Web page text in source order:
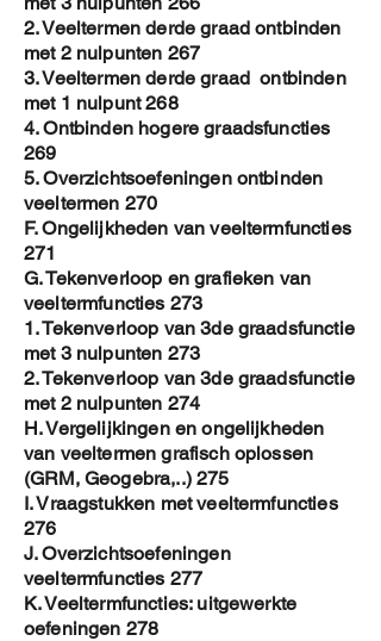
2. Veeltermen derde graad ontbinden
met 2 nulpunten 267
3. Veeltermen derde graad ontbinden
met 1 nulpunt 268
4. Ontbinden hogere graadsfuncties
269
5. Overzichtsoefeningen ontbinden
veeltermen 270
F. Ongelijkheden van veeltermfuncties
271
G. Tekenverloop en grafieken van
veeltermfuncties 273
1. Tekenverloop van 3de graadsfunctie
met 3 nulpunten 273
2. Tekenverloop van 3de graadsfunctie
met 2 nulpunten 274
H. Vergelijkingen en ongelijkheden
van veeltermen grafisch oplossen
(GRM, Geogebra,..) 275
I. Vraagstukken met veeltermfuncties
276
J. Overzichtsoefeningen
veeltermfuncties 277
K. Veeltermfuncties: uitgewerkte
oefeningen 278